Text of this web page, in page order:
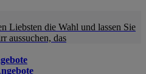
Liebsten die Wahl und lassen Sie
aussuchen, das